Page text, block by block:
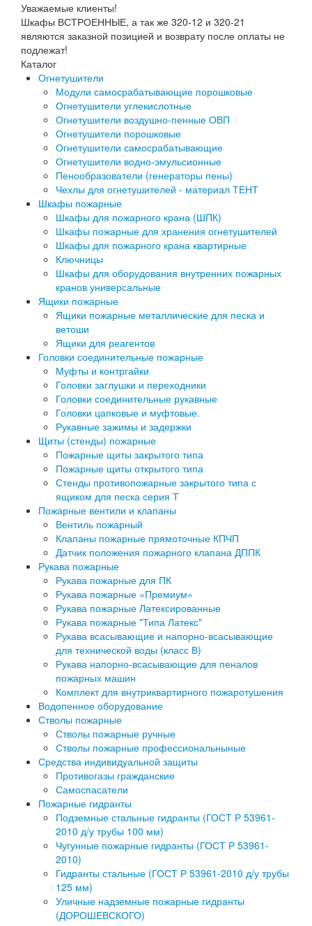
Уважаемые клиенты!
Шкафы ВСТРОЕННЫЕ, а так же 320-12 и 320-21
являются заказной позицией и возврату после оплаты не
подлежат!
Каталог
Огнетушители
Модули самосрабатывающие порошковые
Огнетушители углекислотные
Огнетушители воздушно-пенные ОВП
Огнетушители порошковые
Огнетушители самосрабатывающие
Огнетушители водно-эмульсионные
Пенообразователи (генераторы пены)
Чехлы для огнетушителей - материал ТЕНТ
Шкафы пожарные
Шкафы для пожарного крана (ШПК)
Шкафы пожарные для хранения огнетушителей
Шкафы для пожарного крана квартирные
Ключницы
Шкафы для оборудования внутренних пожарных
кранов универсальные
Ящики пожарные
Ящики пожарные металлические для песка и
ветоши
Ящики для реагентов
Головки соединительные пожарные
Муфты и контргайки
Головки заглушки и переходники
Головки соединительные рукавные
Головки цапковые и муфтовые.
Рукавные зажимы и задержки
Щиты (стенды) пожарные
Пожарные щиты закрытого типа
Пожарные щиты открытого типа
Стенды противопожарные закрытого типа с
ящиком для песка серия Т
Пожарные вентили и клапаны
Вентиль пожарный
Клапаны пожарные прямоточные КПЧП
Датчик положения пожарного клапана ДППК
Рукава пожарные
Рукава пожарные для ПК
Рукава пожарные «Премиум»
Рукава пожарные Латексированные
Рукава пожарные "Типа Латекс"
Рукава всасывающие и напорно-всасывающие
для технической воды (класс В)
Рукава напорно-всасывающие для пеналов
пожарных машин
Комплект для внутриквартирного пожаротушения
Водопенное оборудование
Стволы пожарные
Стволы пожарные ручные
Стволы пожарные профессиональныные
Средства индивидуальной защиты
Противогазы гражданские
Самоспасатели
Пожарные гидранты
Подземные стальные гидранты (ГОСТ Р 53961-
2010 д/у трубы 100 мм)
Чугунные пожарные гидранты (ГОСТ Р 53961-
2010)
Гидранты стальные (ГОСТ Р 53961-2010 д/у трубы
125 мм)
Уличные надземные пожарные гидранты
(ДОРОШЕВСКОГО)